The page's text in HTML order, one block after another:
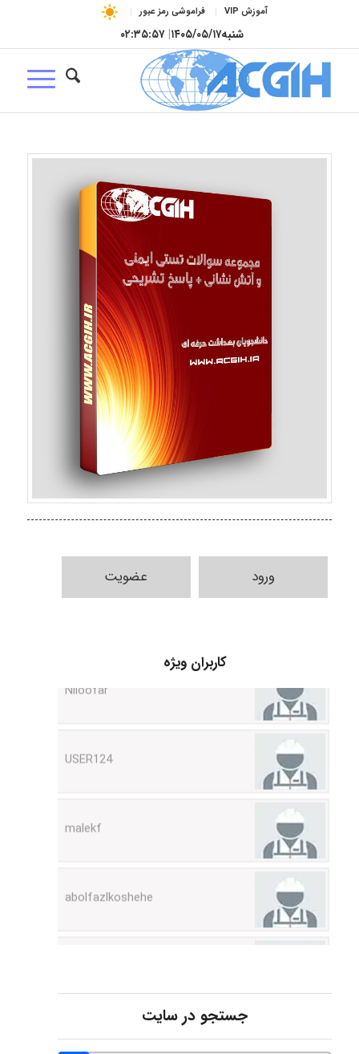
آموزش VIP فراموشی رمز عبور
شنبه۱۴۰۵/۰۵/۱۷| ۰۲:۳۵:۵۸
ورود عضویت
کاربران ویژه
USER124
malekf
abolfazlkoshehe
abolfazlkoshehe
جستجو در سایت